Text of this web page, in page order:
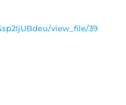
view_file/39